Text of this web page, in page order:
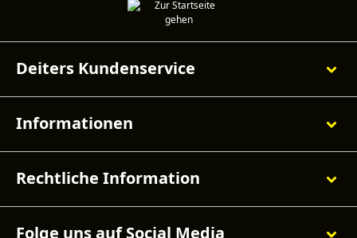
Deiters Kundenservice
Informationen
Rechtliche Information
Folge uns auf Social Media